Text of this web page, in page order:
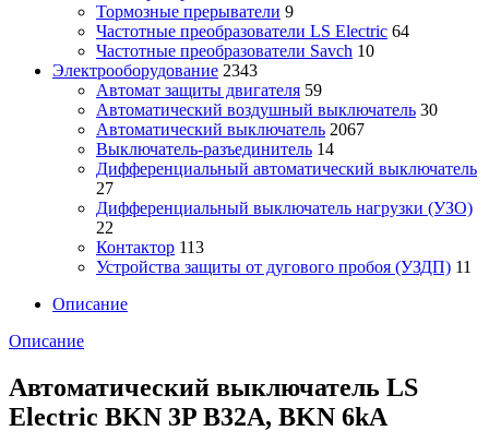
Тормозные прерыватели 9
Частотные преобразователи LS Electric 64
Частотные преобразователи Savch 10
Электрооборудование 2343
Автомат защиты двигателя 59
Автоматический воздушный выключатель 30
Автоматический выключатель 2067
Выключатель-разъединитель 14
Дифференциальный автоматический выключатель
27
Дифференциальный выключатель нагрузки (УЗО)
22
Контактор 113
Устройства защиты от дугового пробоя (УЗДП) 11
Описание
Описание
Автоматический выключатель LS
Electric BKN 3P B32A, BKN 6kA